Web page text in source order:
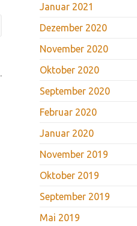
Januar 2021
Dezember 2020
November 2020
Oktober 2020
September 2020
Februar 2020
Januar 2020
November 2019
Oktober 2019
September 2019
Mai 2019